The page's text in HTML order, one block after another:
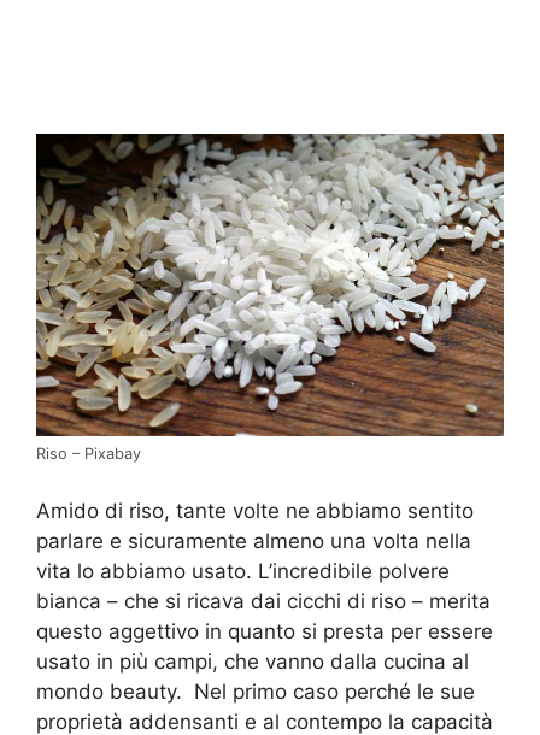
Riso – Pixabay
Amido di riso, tante volte ne abbiamo sentito
parlare e sicuramente almeno una volta nella
vita lo abbiamo usato. L’incredibile polvere
bianca – che si ricava dai cicchi di riso – merita
questo aggettivo in quanto si presta per essere
usato in più campi, che vanno dalla cucina al
mondo beauty. Nel primo caso perché le sue
proprietà addensanti e al contempo la capacità